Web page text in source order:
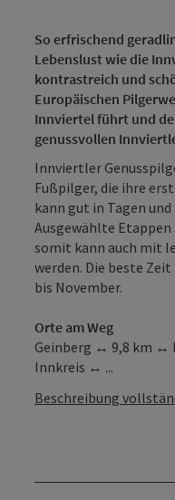
So erfrischend
Lebenslust wie die
kontrastreich und
Europäischen
Innviertel führt und
genussvollen
Innviertler
Fußpilger, die ihre
kann gut in Tagen
Ausgewählte
somit kann auch mit
werden. Die beste
bis November.
Orte am Weg
Geinberg ↔ 9,8 km
Innkreis ↔ ...
Beschreibung